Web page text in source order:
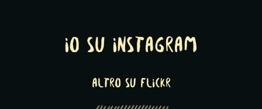
Io su Instagram
altro su Flickr